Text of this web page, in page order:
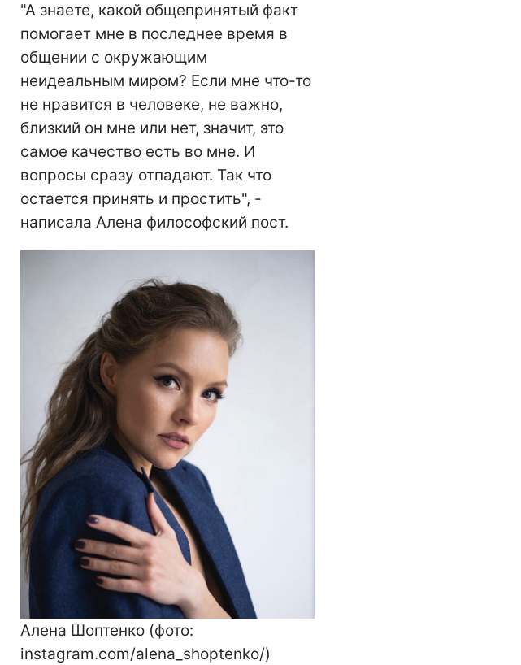
"А знаете, какой общепринятый факт
помогает мне в последнее время в
общении с окружающим
неидеальным миром? Если мне что-то
не нравится в человеке, не важно,
близкий он мне или нет, значит, это
самое качество есть во мне. И
вопросы сразу отпадают. Так что
остается принять и простить", -
написала Алена философский пост.
Алена Шоптенко (фото:
instagram.com/alena_shoptenko/)